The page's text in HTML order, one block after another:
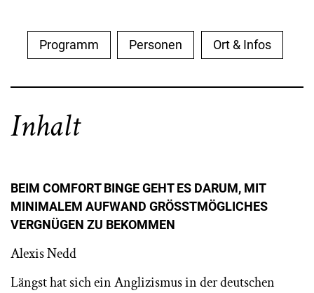
Programm Personen Ort & Infos
Inhalt
BEIM COMFORT BINGE GEHT ES DARUM, MIT
MINIMALEM AUFWAND GRÖSSTMÖGLICHES
VERGNÜGEN ZU BEKOMMEN
Alexis Nedd
Längst hat sich ein Anglizismus in der deutschen